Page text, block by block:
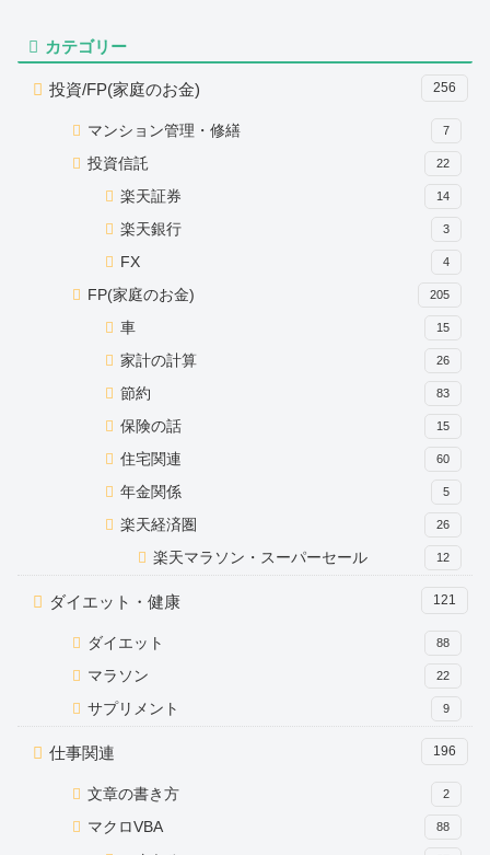
カテゴリー
投資/FP(家庭のお金) 256
マンション管理・修繕 7
投資信託 22
楽天証券 14
楽天銀行 3
FX 4
FP(家庭のお金) 205
車 15
家計の計算 26
節約 83
保険の話 15
住宅関連 60
年金関係 5
楽天経済圏 26
楽天マラソン・スーパーセール 12
ダイエット・健康 121
ダイエット 88
マラソン 22
サプリメント 9
仕事関連 196
文章の書き方 2
マクロVBA 88